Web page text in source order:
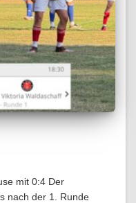
mit 0:4​ Der
nach der 1. Runde